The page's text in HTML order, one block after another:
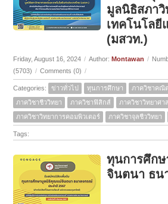
มูลนิธิสภาวิ
เทคโนโลยี
(มสวท.)
Friday, August 16, 2024 / Author:Montawan /
(5703) / Comments (0) /
Categories: ข่าวทั่วไป ทุนการศึกษา ภาควิชาคณิ
ภาควิชาชีววิทยา
ภาควิชาฟิสิกส์
ภาควิชาวิทยาศา
ภาควิชาวิทยาการคอมพิวเตอร์
ภาควิชาจุลชีววิทยา
Tags:
ทุนการศึก
จินตนา ธน